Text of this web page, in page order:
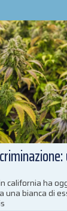
california ha
una bianca di